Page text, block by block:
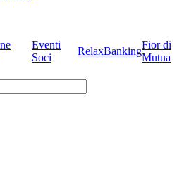
Eventi
Soci
RelaxBanking
Fior di
Mutua